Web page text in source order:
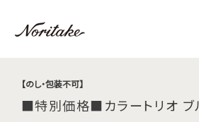
【のし・包装不可】
■特別価格■カラートリオ ブ